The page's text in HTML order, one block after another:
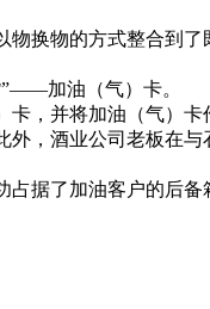
物的方式整合到了
加油（气）卡。
，并将加油（气）卡
，酒业公司老板在
据了加油客户的后备